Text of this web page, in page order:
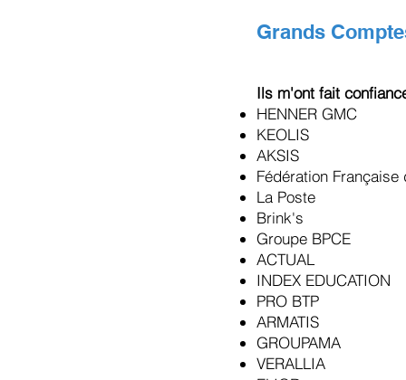
Grands
Ils m'ont fait
HENNER GMC
KEOLIS
AKSIS
Fédération Française
La Poste
Brink's
Groupe BPCE
ACTUAL
INDEX EDUCATION
​PRO BTP
ARMATIS
GROUPAMA
VERALLIA